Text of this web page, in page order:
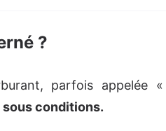
?
parfois appelée
sous conditions.